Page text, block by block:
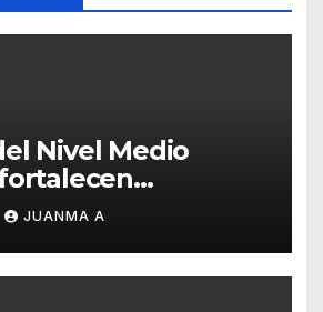
Nivel Medio
para la
de la violencia en
JUANMA A